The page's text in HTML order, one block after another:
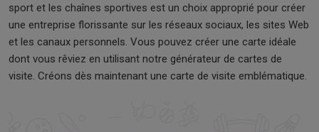
sport et les chaînes sportives est un choix approprié pour créer
une entreprise florissante sur les réseaux sociaux, les sites Web
et les canaux personnels. Vous pouvez créer une carte idéale
dont vous rêviez en utilisant notre générateur de cartes de
visite. Créons dès maintenant une carte de visite emblématique.